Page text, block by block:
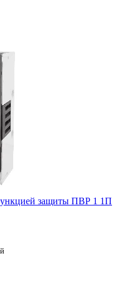
защиты ПВР 1 1П